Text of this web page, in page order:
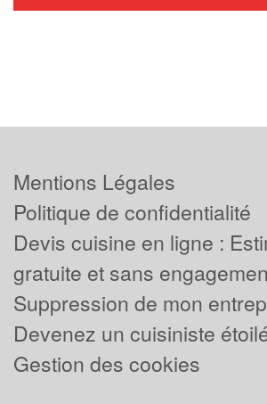
Mentions Légales
Politique de confidentialité
Devis cuisine en ligne :
gratuite et sans
Suppression de mon
Devenez un cuisiniste
Gestion des cookies